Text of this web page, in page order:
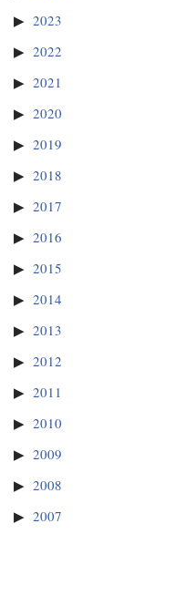
2023
2022
2021
2020
2019
2018
2017
2016
2015
2014
2013
2012
2011
2010
2009
2008
2007